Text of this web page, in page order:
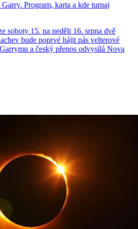
Program, karta a kde turnaj
soboty 15. na neděli 16. srpna dvě
bude poprvé hájit pás velterové
a český přenos odvysílá Nova